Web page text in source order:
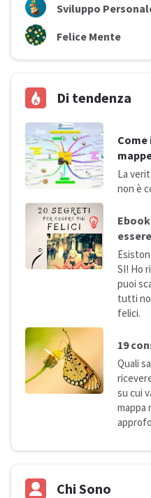
Sviluppo
Felice Mente
Di tendenza
Come
La
non è
SI! Ho
puoi
tutti
felici.
19
Quali
su cui
mappa
Chi Sono